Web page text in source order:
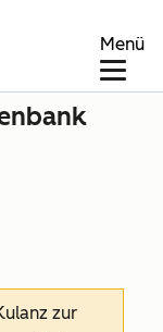
Menü
zur